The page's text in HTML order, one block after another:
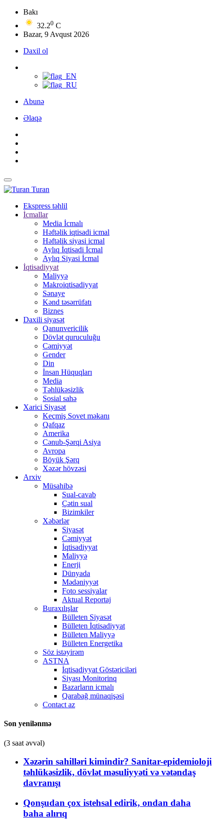
Bakı
32.20 C
Bazar, 9 Avqust 2026
Daxil ol
Abunə
Əlaqə
Turan
Ekspress təhlil
İcmallar
Media İcmalı
Həftəlik iqtisadi icmal
Həftəlik siyasi icmal
Aylıq İqtisadi İcmal
Aylıq Siyasi İcmal
İqtisadiyyat
Maliyyə
Makroiqtisadiyyat
Sənaye
Kənd təsərrüfatı
Biznes
Daxili siyasət
Qanunvericilik
Dövlət quruculuğu
Cəmiyyət
Gender
Din
İnsan Hüquqları
Media
Təhlükəsizlik
Sosial sahə
Xarici Siyasət
Keçmiş Sovet məkanı
Qafqaz
Amerika
Cənub-Şərqi Asiya
Avropa
Böyük Şərq
Xəzər hövzəsi
Arxiv
Müsahibə
Sual-cavab
Çətin sual
Bizimkiler
Xəbərlər
Siyasət
Cəmiyyət
İqtisadiyyat
Maliyyə
Enerji
Dünyada
Mədəniyyət
Foto sessiyalar
Aktual Reportaj
Buraxılışlar
Bülleten Siyasət
Bülleten İqtisadiyyat
Bülleten Maliyyə
Bülleten Energetika
Söz istəyirəm
ASTNA
İqtisadiyyat Göstəriciləri
Siyası Monitorinq
Bazarların icmalı
Qarabağ münaqişəsi
Contact az
Son yenilənmə
(3 saat əvvəl)
Xəzərin sahilləri kimindir? Sanitar-epidemioloji
təhlükəsizlik, dövlət məsuliyyəti və vətəndaş
davranışı
Qonşudan çox istehsal edirik, ondan daha
baha alırıq